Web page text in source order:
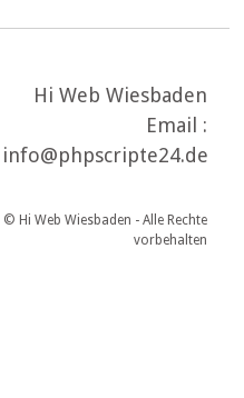
Hi Web Wiesbaden
Email :
info@phpscripte24.de
© Hi Web Wiesbaden - Alle Rechte
vorbehalten